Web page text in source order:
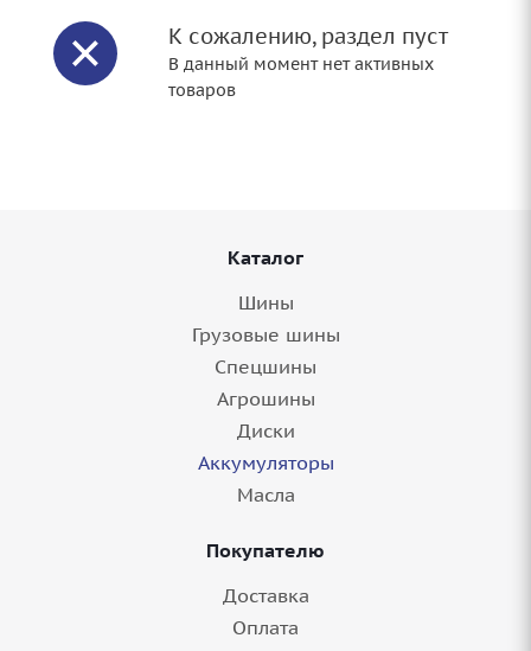
К сожалению, раздел пуст
В данный момент нет активных
товаров
Каталог
Шины
Грузовые шины
Спецшины
Агрошины
Диски
Аккумуляторы
Масла
Покупателю
Доставка
Оплата